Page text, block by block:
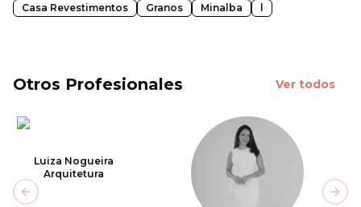
Casa Revestimentos Granos Minalba l
Otros Profesionales Ver todos
Luiza Nogueira
Arquitetura
Previous slide